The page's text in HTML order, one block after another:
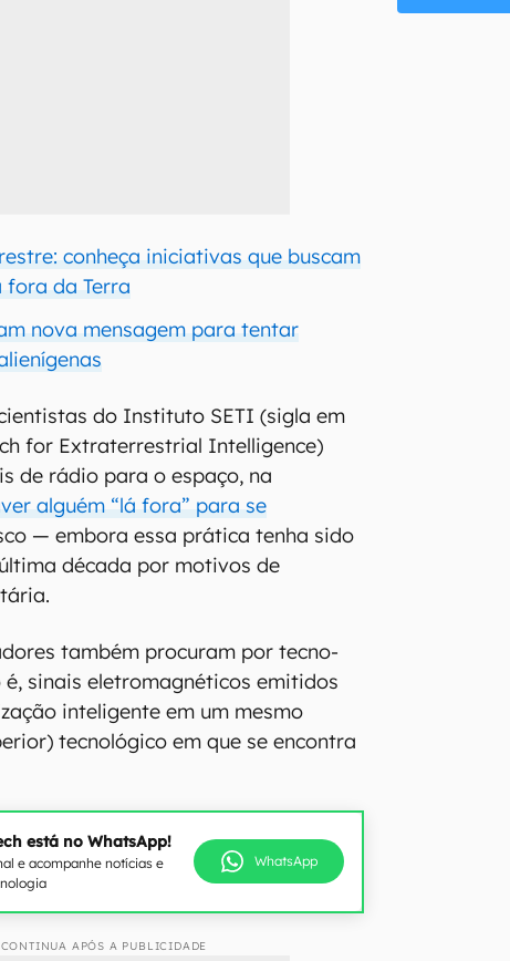
conheça iniciativas que buscam
fora da Terra
nova mensagem para tentar
do Instituto SETI (sigla em
for Extraterrestrial Intelligence)
de rádio para o espaço, na
alguém “lá fora” para se
— embora essa prática tenha sido
década por motivos de
também procuram por tecno-
sinais eletromagnéticos emitidos
inteligente em um mesmo
tecnológico em que se encontra
está no WhatsApp!
e acompanhe notícias e
WhatsApp
CONTINUA APÓS A PUBLICIDADE